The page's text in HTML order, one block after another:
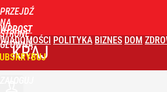
PRZEJDŹ
NA
STRONĘ
GŁÓWNĄ
WPROST
WIADOMOŚCI POLITYKA BIZNES DOM
KRAJ